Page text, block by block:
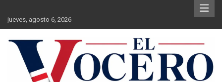
contenido
jueves, agosto 6, 2026